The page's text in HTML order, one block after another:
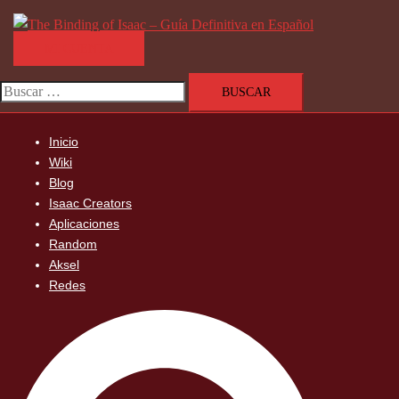
Saltar
Buscar:
Inicio
Wiki
Blog
Isaac Creators
Aplicaciones
Random
Aksel
Redes